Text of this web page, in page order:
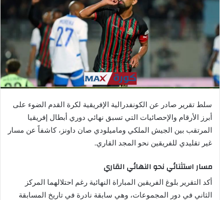
ي
إ
ل
ك
ت
ن
ي
ا
سلط تقرير صادر عن الكونفدرالية الإفريقية لكرة القدم الضوء على
أبرز الأرقام والإحصائيات التي تسبق نهائي دوري أبطال إفريقيا
المرتقب بين الجيش الملكي وماميلودي صان داونز، كاشفاً عن مسار
غير تقليدي للفريقين نحو المجد القاري.
مسار استثنائي نحو النهائي القاري
أكد التقرير بلوغ الفريقين المباراة النهائية رغم احتلالهما المركز
الثاني في دور المجموعات، وهي سابقة نادرة في تاريخ المسابقة